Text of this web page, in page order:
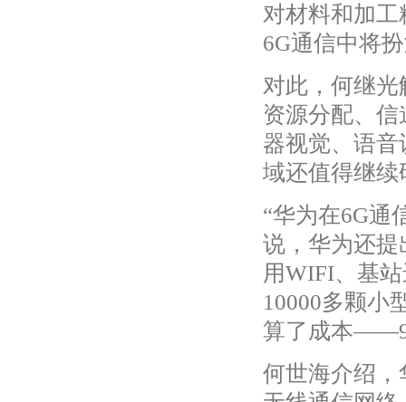
对材料和加
6G通信中将
对此，何继
资源分配、
器视觉、语
域还值得继续
“华为在6G通
说，华为还提
用WIFI、基
10000多颗小
算了成本
何世海介绍，